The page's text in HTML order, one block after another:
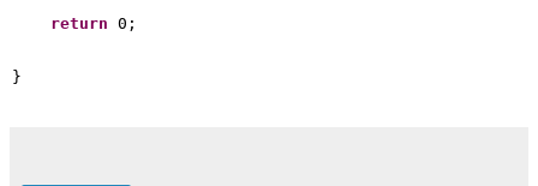
return 0;